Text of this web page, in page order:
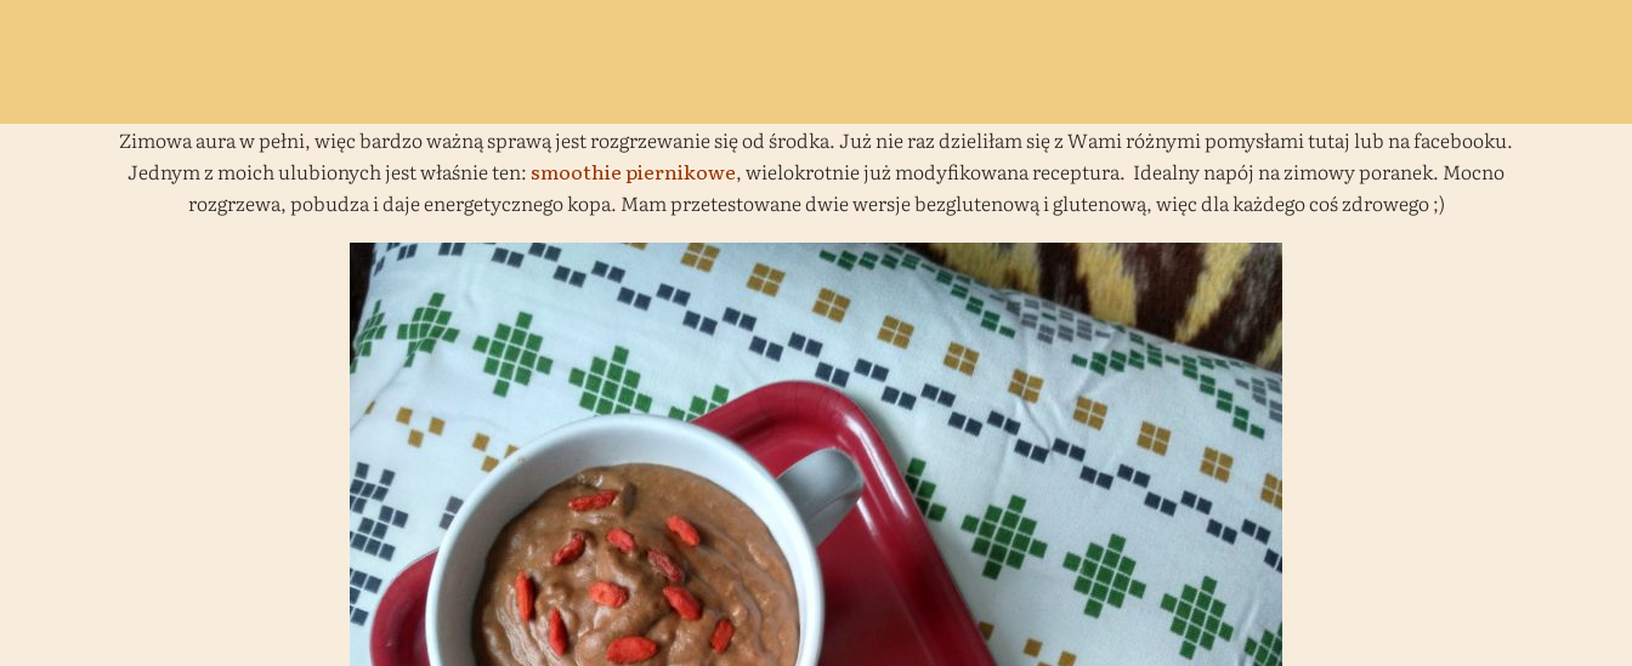
Zimowa aura w pełni, więc bardzo ważną sprawą jest rozgrzewanie się od środka. Już nie raz dzieliłam się z Wami różnymi pomysłami tutaj lub na facebooku.
Jednym z moich ulubionych jest właśnie ten: smoothie piernikowe, wielokrotnie już modyfikowana receptura. Idealny napój na zimowy poranek. Mocno
rozgrzewa, pobudza i daje energetycznego kopa. Mam przetestowane dwie wersje bezglutenową i glutenową, więc dla każdego coś zdrowego ;)